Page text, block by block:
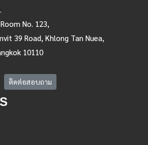
No. 123,
39 Road, Khlong Tan Nuea,
10110
ติดต่อสอบถาม